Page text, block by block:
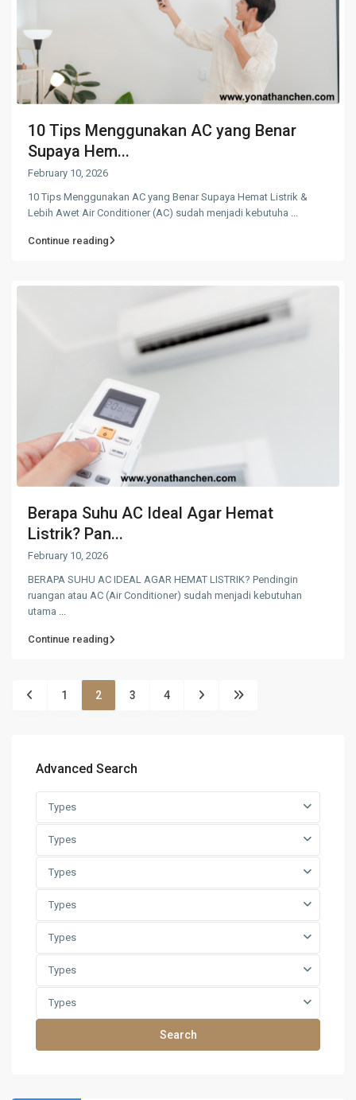
10 Tips Menggunakan AC yang Benar
Supaya Hem...
February 10, 2026
10 Tips Menggunakan AC yang Benar Supaya Hemat Listrik &
Lebih Awet Air Conditioner (AC) sudah menjadi kebutuha
Continue reading
Berapa Suhu AC Ideal Agar Hemat
Listrik? Pan...
February 10, 2026
BERAPA SUHU AC IDEAL AGAR HEMAT LISTRIK? Pendingin
ruangan atau AC (Air Conditioner) sudah menjadi kebutuhan
utama ...
Continue reading
1 2 3 4
Advanced Search
Types
Types
Types
Types
Types
Types
Types
Search